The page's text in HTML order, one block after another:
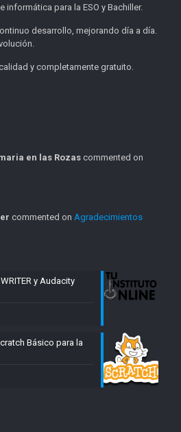
informática para la ESO y Bachiller.
desarrollo, mejorando día a día.
y completamente gratuito.
en las Rozas commented on
commented onAgradecimientos
y Audacity
Básico para la